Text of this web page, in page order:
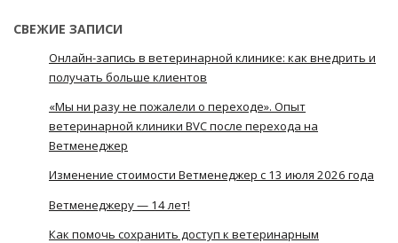
СВЕЖИЕ ЗАПИСИ
Онлайн-запись в ветеринарной клинике: как внедрить и
получать больше клиентов
«Мы ни разу не пожалели о переходе». Опыт
ветеринарной клиники BVC после перехода на
Ветменеджер
Изменение стоимости Ветменеджер с 13 июля 2026 года
Ветменеджеру — 14 лет!
Как помочь сохранить доступ к ветеринарным